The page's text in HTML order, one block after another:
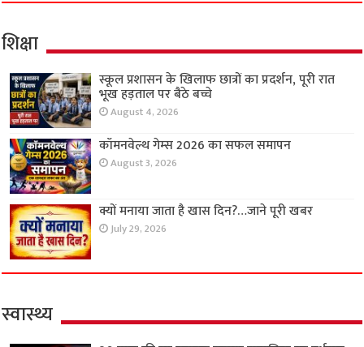
शिक्षा
स्कूल प्रशासन के खिलाफ छात्रों का प्रदर्शन, पूरी रात
भूख हड़ताल पर बैठे बच्चे
August 4, 2026
कॉमनवेल्थ गेम्स 2026 का सफल समापन
August 3, 2026
क्यों मनाया जाता है खास दिन?…जाने पूरी खबर
July 29, 2026
स्वास्थ्य